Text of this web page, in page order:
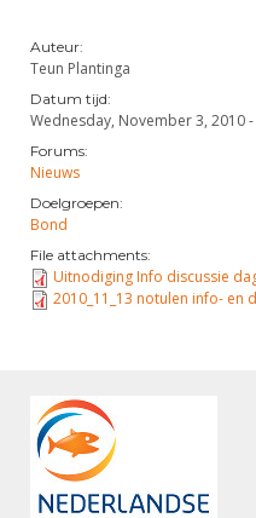
Auteur:
Teun Plantinga
Datum tijd:
Wednesday, November 3, 2010
Forums:
Nieuws
Doelgroepen:
Bond
File attachments:
Uitnodiging Info discussie
2010_11_13 notulen info- en